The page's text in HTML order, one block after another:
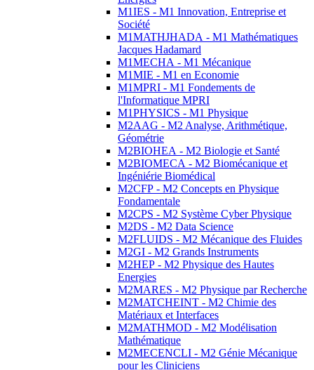
M1IES - M1 Innovation, Entreprise et
Société
M1MATHJHADA - M1 Mathématiques
Jacques Hadamard
M1MECHA - M1 Mécanique
M1MIE - M1 en Economie
M1MPRI - M1 Fondements de
l'Informatique MPRI
M1PHYSICS - M1 Physique
M2AAG - M2 Analyse, Arithmétique,
Géométrie
M2BIOHEA - M2 Biologie et Santé
M2BIOMECA - M2 Biomécanique et
Ingéniérie Biomédical
M2CFP - M2 Concepts en Physique
Fondamentale
M2CPS - M2 Système Cyber Physique
M2DS - M2 Data Science
M2FLUIDS - M2 Mécanique des Fluides
M2GI - M2 Grands Instruments
M2HEP - M2 Physique des Hautes
Energies
M2MARES - M2 Physique par Recherche
M2MATCHEINT - M2 Chimie des
Matériaux et Interfaces
M2MATHMOD - M2 Modélisation
Mathématique
M2MECENCLI - M2 Génie Mécanique
pour les Cliniciens